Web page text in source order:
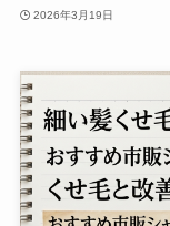
2026年3月19日